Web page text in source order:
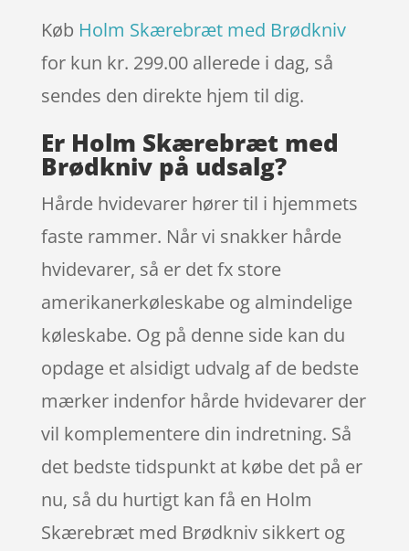
Køb Holm Skærebræt med Brødkniv
for kun kr. 299.00 allerede i dag, så
sendes den direkte hjem til dig.
Er Holm Skærebræt med
Brødkniv på udsalg?
Hårde hvidevarer hører til i hjemmets
faste rammer. Når vi snakker hårde
hvidevarer, så er det fx store
amerikanerkøleskabe og almindelige
køleskabe. Og på denne side kan du
opdage et alsidigt udvalg af de bedste
mærker indenfor hårde hvidevarer der
vil komplementere din indretning. Så
det bedste tidspunkt at købe det på er
nu, så du hurtigt kan få en Holm
Skærebræt med Brødkniv sikkert og